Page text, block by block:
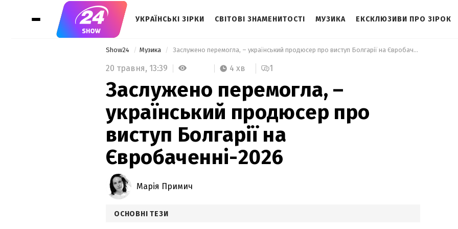
УКРАЇНСЬКІ ЗІРКИ СВІТОВІ ЗНАМЕНИТОСТІ МУЗИКА ЕКСКЛЮЗИВИ ПРО ЗІРОК
Show24 Музика Заслужено перемогла, – український продюсер про виступ Болгарії на Євробаченні-2026
20 травня, 13:39 4 хв 1
Заслужено перемогла, –
український продюсер про
виступ Болгарії на
Євробаченні-2026
Марія Примич
ОСНОВНІ ТЕЗИ